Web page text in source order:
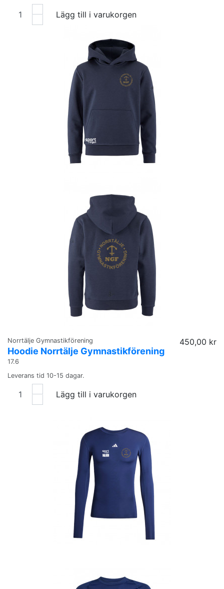
Lägg till i varukorgen
Norrtälje Gymnastikförening
Hoodie Norrtälje Gymnastikförening
17.6
450,00 kr
Leverans tid 10-15 dagar.
Lägg till i varukorgen